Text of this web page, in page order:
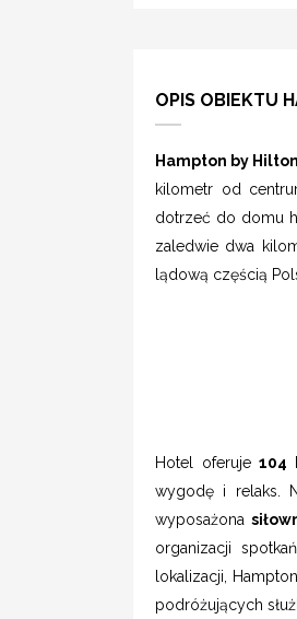
OPIS OBIEKTU
Hampton by
kilometr od
dotrzeć do domu
zaledwie dwa
lądową częścią
Hotel oferuje104
wygodę i relaks.
wyposażona
organizacji
lokalizacji,
podróżujących